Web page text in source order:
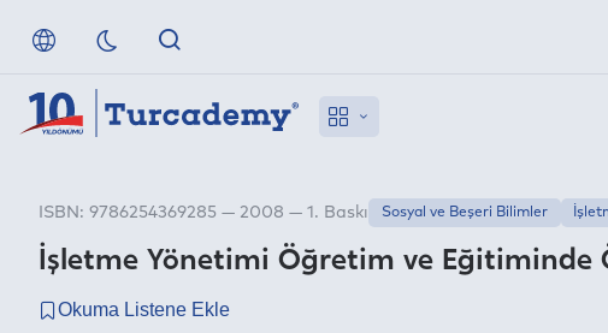
İşletme Yönetimi Öğretim ve Eğitiminde
ISBN: 9786254369285 — 2008 — 1. Baskı Sosyal ve Beşeri Bilimler